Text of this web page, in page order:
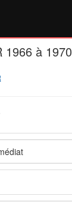
1966 à 1970